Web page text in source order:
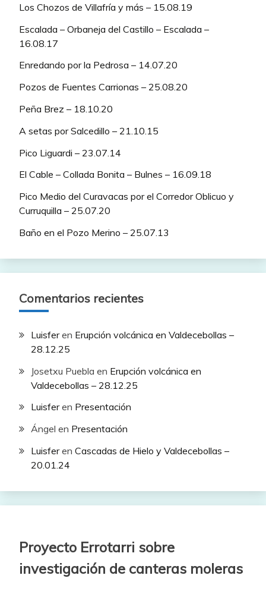
Los Chozos de Villafría y más – 15.08.19
Escalada – Orbaneja del Castillo – Escalada –
16.08.17
Enredando por la Pedrosa – 14.07.20
Pozos de Fuentes Carrionas – 25.08.20
Peña Brez – 18.10.20
A setas por Salcedillo – 21.10.15
Pico Liguardi – 23.07.14
El Cable – Collada Bonita – Bulnes – 16.09.18
Pico Medio del Curavacas por el Corredor Oblicuo y
Curruquilla – 25.07.20
Baño en el Pozo Merino – 25.07.13
Comentarios recientes
Luisferen Erupción volcánica en Valdecebollas –
28.12.25
Josetxu Puebla en Erupción volcánica en
Valdecebollas – 28.12.25
Luisferen Presentación
Ángel en Presentación
Luisferen Cascadas de Hielo y Valdecebollas –
20.01.24
Proyecto Errotarri sobre
investigación de canteras moleras